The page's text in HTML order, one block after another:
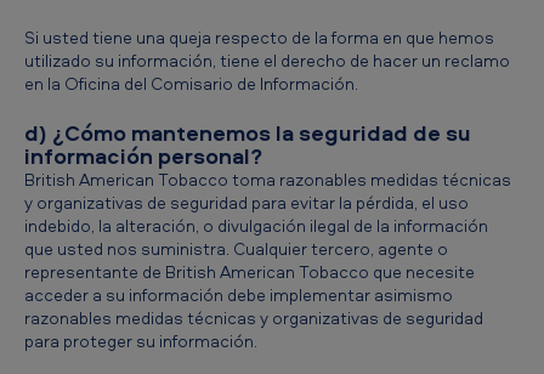
Si usted tiene una queja respecto de la forma en que hemos
utilizado su información, tiene el derecho de hacer un reclamo
en la Oficina del Comisario de Información.
d) ¿Cómo mantenemos la seguridad de su
información personal?
British American Tobacco toma razonables medidas técnicas
y organizativas de seguridad para evitar la pérdida, el uso
indebido, la alteración, o divulgación ilegal de la información
que usted nos suministra. Cualquier tercero, agente o
representante de British American Tobacco que necesite
acceder a su información debe implementar asimismo
razonables medidas técnicas y organizativas de seguridad
para proteger su información.